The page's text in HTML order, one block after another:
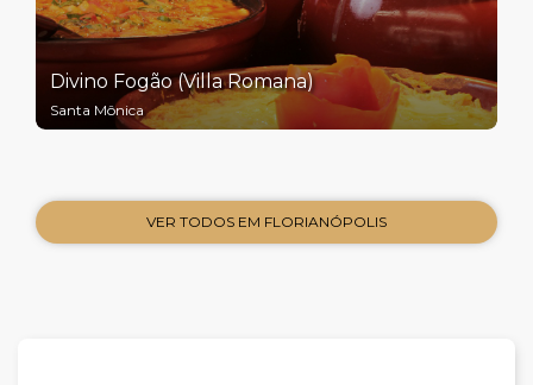
Divino Fogão (Villa Romana)
Santa Mônica
VER TODOS EM FLORIANÓPOLIS